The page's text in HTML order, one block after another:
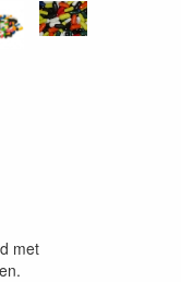
met